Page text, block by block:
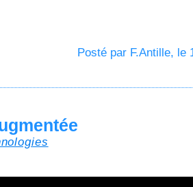
Posté par F.Antille, le